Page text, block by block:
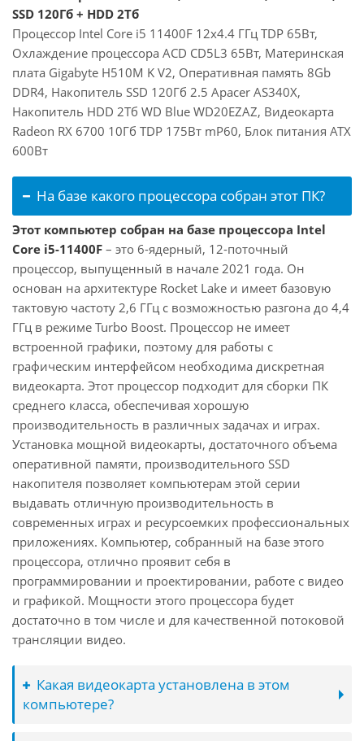
SSD 120Гб + HDD 2Тб
Процессор Intel Core i5 11400F 12x4.4 ГГц TDP 65Вт,
Охлаждение процессора ACD CD5L3 65Вт, Материнская
плата Gigabyte H510M K V2, Оперативная память 8Gb
DDR4, Накопитель SSD 120Гб 2.5 Apacer AS340X,
Накопитель HDD 2Тб WD Blue WD20EZAZ, Видеокарта
Radeon RX 6700 10Гб TDP 175Вт mP60, Блок питания ATX
600Вт
На базе какого процессора собран этот ПК?
Этот компьютер собран на базе процессора Intel
Core i5-11400F – это 6-ядерный, 12-поточный
процессор, выпущенный в начале 2021 года. Он
основан на архитектуре Rocket Lake и имеет базовую
тактовую частоту 2,6 ГГц с возможностью разгона до 4,4
ГГц в режиме Turbo Boost. Процессор не имеет
встроенной графики, поэтому для работы с
графическим интерфейсом необходима дискретная
видеокарта. Этот процессор подходит для сборки ПК
среднего класса, обеспечивая хорошую
производительность в различных задачах и играх.
Установка мощной видеокарты, достаточного объема
оперативной памяти, производительного SSD
накопителя позволяет компьютерам этой серии
выдавать отличную производительность в
современных играх и ресурсоемких профессиональных
приложениях. Компьютер, собранный на базе этого
процессора, отлично проявит себя в
программировании и проектировании, работе с видео
и графикой. Мощности этого процессора будет
достаточно в том числе и для качественной потоковой
трансляции видео.
Какая видеокарта установлена в этом
компьютере?